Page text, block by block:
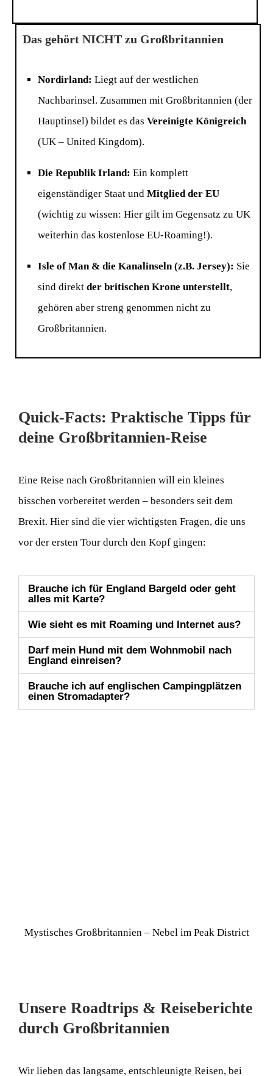
Das gehört NICHT zu Großbritannien
Nordirland: Liegt auf der westlichen
Nachbarinsel. Zusammen mit Großbritannien (der
Hauptinsel) bildet es das Vereinigte Königreich
(UK – United Kingdom).
Die Republik Irland: Ein komplett
eigenständiger Staat und Mitglied der EU
(wichtig zu wissen: Hier gilt im Gegensatz zu UK
weiterhin das kostenlose EU-Roaming!).
Isle of Man & die Kanalinseln (z.B. Jersey): Sie
sind direkt der britischen Krone unterstellt,
gehören aber streng genommen nicht zu
Großbritannien.
Quick-Facts: Praktische Tipps für
deine Großbritannien-Reise
Eine Reise nach Großbritannien will ein kleines
bisschen vorbereitet werden – besonders seit dem
Brexit. Hier sind die vier wichtigsten Fragen, die uns
vor der ersten Tour durch den Kopf gingen:
Brauche ich für England Bargeld oder geht
alles mit Karte?
Wie sieht es mit Roaming und Internet aus?
Darf mein Hund mit dem Wohnmobil nach
England einreisen?
Brauche ich auf englischen Campingplätzen
einen Stromadapter?
Mystisches Großbritannien – Nebel im Peak District
Unsere Roadtrips & Reiseberichte
durch Großbritannien
Wir lieben das langsame, entschleunigte Reisen, bei